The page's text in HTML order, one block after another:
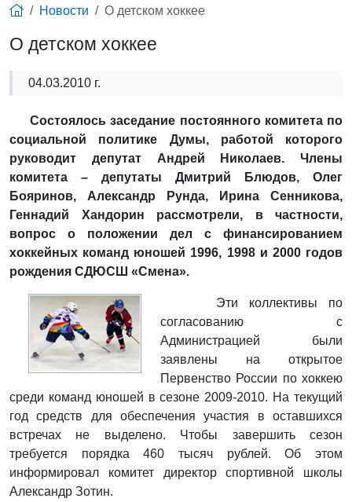
Новости О детском хоккее
О детском хоккее
04.03.2010 г.
Состоялось заседание постоянного комитета по
социальной политике Думы, работой которого
руководит депутат Андрей Николаев. Члены
комитета – депутаты Дмитрий Блюдов, Олег
Бояринов, Александр Рунда, Ирина Сенникова,
Геннадий Хандорин рассмотрели, в частности,
вопрос о положении дел с финансированием
хоккейных команд юношей 1996, 1998 и 2000 годов
рождения СДЮСШ «Смена».
Эти коллективы по
согласованию с
Администрацией были
заявлены на открытое
Первенство России по хоккею
среди команд юношей в сезоне 2009-2010. На текущий
год средств для обеспечения участия в оставшихся
встречах не выделено. Чтобы завершить сезон
требуется порядка 460 тысяч рублей. Об этом
информировал комитет директор спортивной школы
Александр Зотин.